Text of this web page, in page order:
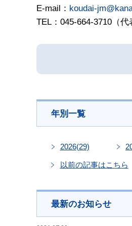
E-mail： koudai-
TEL：045-664-3710（代
年別一覧
2026(29)
以前の記事はこちら
最新のお知らせ